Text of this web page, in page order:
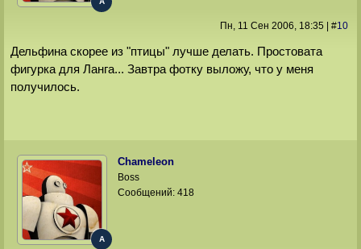
Пн, 11 Сен 2006, 18:35 #10
Дельфина скорее из "птицы" лучше делать. Простовата
фигурка для Ланга... Завтра фотку выложу, что у меня
получилось.
Chameleon
A
Boss
Сообщений:418